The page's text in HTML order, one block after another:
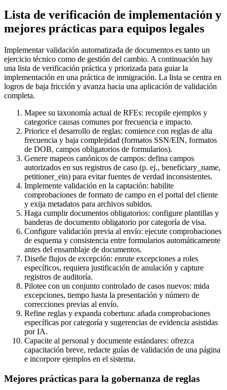
Lista de verificación de implementación y
mejores prácticas para equipos legales
Implementar validación automatizada de documentos es tanto un
ejercicio técnico como de gestión del cambio. A continuación hay
una lista de verificación práctica y priorizada para guiar la
implementación en una práctica de inmigración. La lista se centra en
logros de baja fricción y avanza hacia una aplicación de validación
completa.
Mapee su taxonomía actual de RFEs: recopile ejemplos y
categorice causas comunes por frecuencia e impacto.
Priorice el desarrollo de reglas: comience con reglas de alta
frecuencia y baja complejidad (formatos SSN/EIN, formatos
de DOB, campos obligatorios de formularios).
Genere mapeos canónicos de campos: defina campos
autorizados en sus registros de caso (p. ej., beneficiary_name,
petitioner_ein) para evitar fuentes de verdad inconsistentes.
Implemente validación en la captación: habilite
comprobaciones de formato de campo en el portal del cliente
y exija metadatos para archivos subidos.
Haga cumplir documentos obligatorios: configure plantillas y
banderas de documento obligatorio por categoría de visa.
Configure validación previa al envío: ejecute comprobaciones
de esquema y consistencia entre formularios automáticamente
antes del ensamblaje de documentos.
Diseñe flujos de excepción: enrute excepciones a roles
específicos, requiera justificación de anulación y capture
registros de auditoría.
Pilotee con un conjunto controlado de casos nuevos: mida
excepciones, tiempo hasta la presentación y número de
correcciones previas al envío.
Refine reglas y expanda cobertura: añada comprobaciones
específicas por categoría y sugerencias de evidencia asistidas
por IA.
Capacite al personal y documente estándares: ofrezca
capacitación breve, redacte guías de validación de una página
e incorpore ejemplos en el sistema.
Mejores prácticas para la gobernanza de reglas